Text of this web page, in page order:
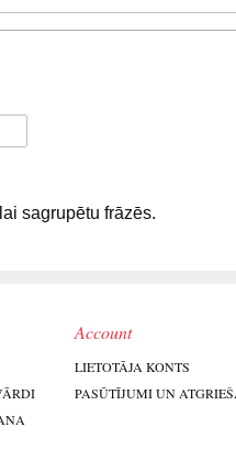
sagrupētu frāzēs.
Account
LIETOTĀJA KONTS
PASŪTĪJUMI UN